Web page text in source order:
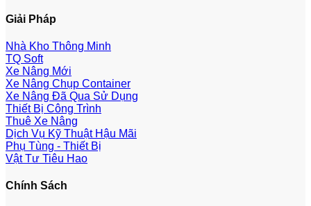
Giải Pháp
Nhà Kho Thông Minh
TQ Soft
Xe Nâng Mới
Xe Nâng Chụp Container
Xe Nâng Đã Qua Sử Dụng
Thiết Bị Công Trình
Thuê Xe Nâng
Dịch Vụ Kỹ Thuật Hậu Mãi
Phụ Tùng - Thiết Bị
Vật Tư Tiêu Hao
Chính Sách